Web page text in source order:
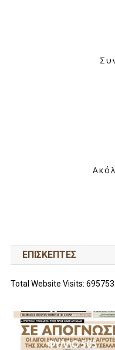
ΕΠΙΣΚΕΠΤΕΣ
Total Website Visits:
ΦΥΛΛΟ 505